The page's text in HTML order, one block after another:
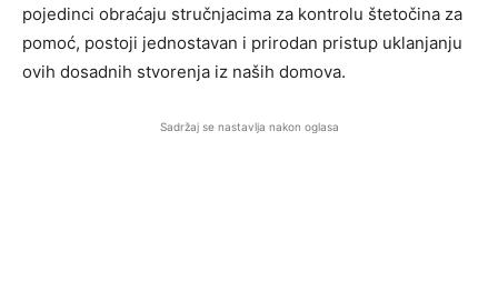
pojedinci obraćaju stručnjacima za kontrolu štetočina za
pomoć, postoji jednostavan i prirodan pristup uklanjanju
ovih dosadnih stvorenja iz naših domova.
Sadržaj se nastavlja nakon oglasa